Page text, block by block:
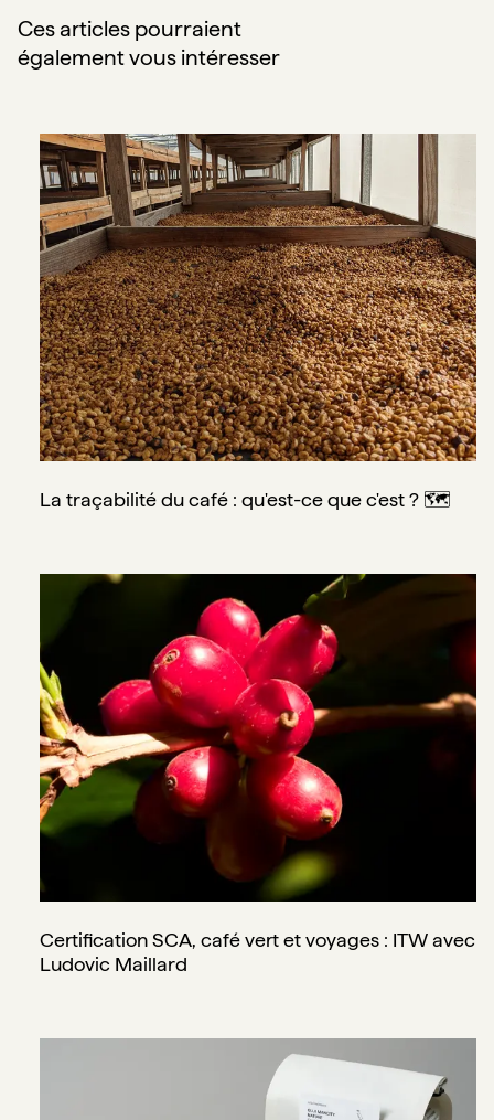
Ces articles pourraient
également vous intéresser
La traçabilité du café : qu'est-ce que c'est ? 🗺️
La traçabilité du café : qu'est-ce que c'est ? 🗺️
Certification SCA, café vert et voyages : ITW avec
Certification SCA, café vert et voyages : ITW avec
Ludovic Maillard
10 livres, podcasts, et autres contenus Café approuvés